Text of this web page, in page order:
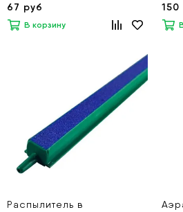
67 руб
В корзину
150
Распылитель в